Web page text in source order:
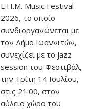
Ε.Η.Μ. Music Festival
2026, το οποίο
συνδιοργανώνεται με
τον Δήμο Ιωαννιτών,
συνεχίζει με το jazz
session του Φεστιβάλ,
την Τρίτη 14 Ιουλίου,
στις 21:00, στον
αύλειο χώρο του